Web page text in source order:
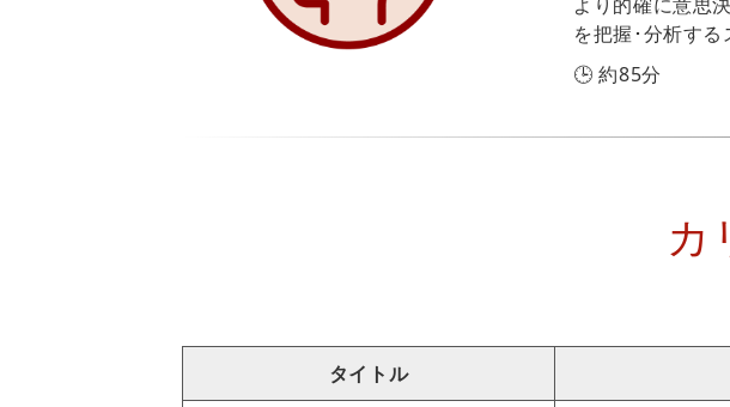
を把握･分析する
🕒 約85分
カ
タイトル